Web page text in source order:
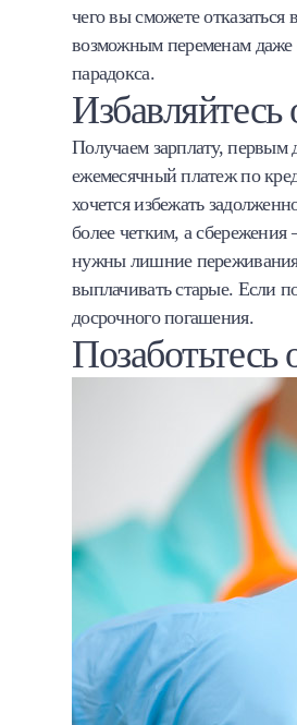
чего вы сможете
возможным переменам даже
парадокса.
Избавляйтесь
Получаем зарплату, первым
ежемесячный платеж по
хочется избежать
более четким, а сбережения
нужны лишние переживания
выплачивать старые. Если
досрочного погашения.
Позаботьтесь